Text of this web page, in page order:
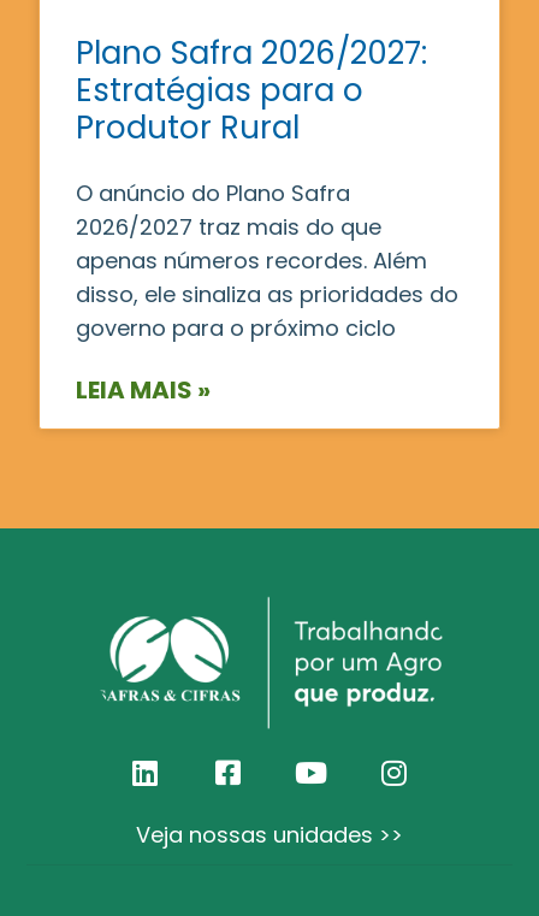
Plano Safra 2026/2027:
Estratégias para o
Produtor Rural
O anúncio do Plano Safra
2026/2027 traz mais do que
apenas números recordes. Além
disso, ele sinaliza as prioridades do
governo para o próximo ciclo
LEIA MAIS »
Veja nossas unidades >>